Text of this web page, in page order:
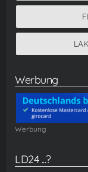
Werbung
Werbung
LD24 ...?